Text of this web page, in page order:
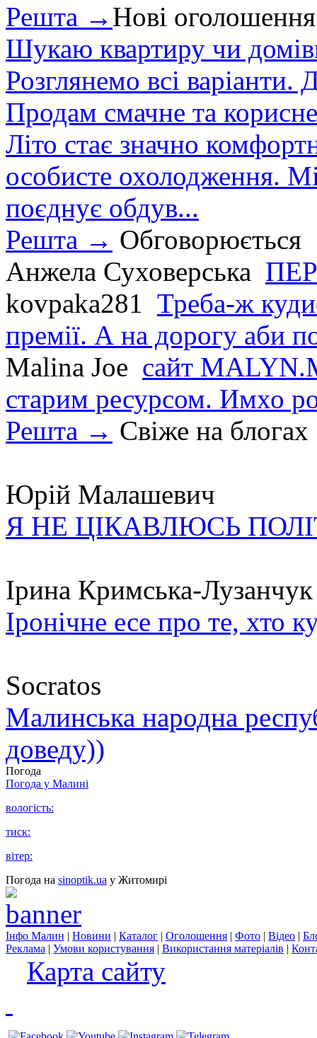
Решта → Нові оголошення
Шукаю квартиру чи
Розглянемо всі варіанти.
Продам смачне та
Літо стає значно
особисте охолодження.
поєднує обдув...
Решта → Обговорюється
Анжела Суховерська
kovpaka281 Треба-ж
премії. А на дорогу аби
Malina Joe сайт
старим ресурсом. Имхо
Решта → Свіже на блогах
Юрій Малашевич
Я НЕ ЦІКАВЛЮСЬ
Ірина Кримська-Лузанчук
Іронічне есе про те, хто
Socratos
Малинська народна
доведу))
Погода
Погода у Малині
вологість:
тиск:
вітер:
Погода на sinoptik.ua у Житомирі
Інфо Малин | Новини | Каталог | Оголошення | Фото | Відео |
Реклама | Умови користування | Використання матеріалів |
Карта сайту